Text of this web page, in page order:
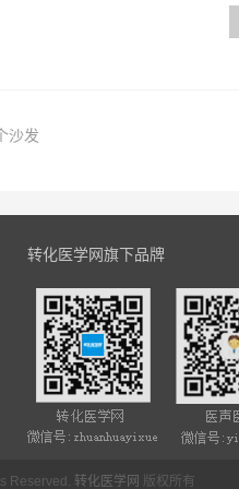
沙发
转化医学网旗下品牌
Reserved. 转化医学网 版权所有